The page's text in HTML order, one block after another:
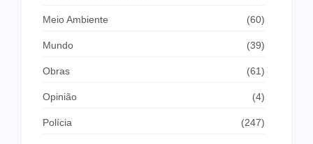
Meio Ambiente (60)
Mundo (39)
Obras (61)
Opinião (4)
Polícia (247)